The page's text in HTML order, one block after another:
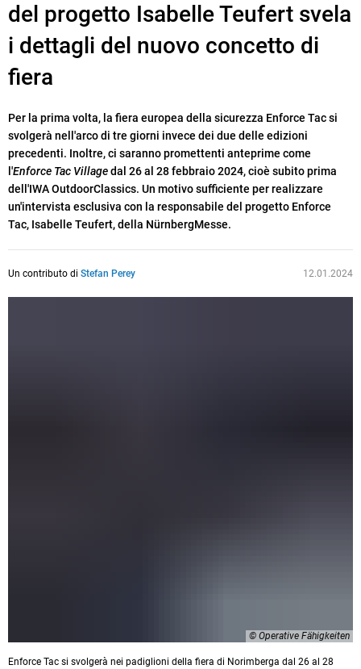
del progetto Isabelle Teufert svela
i dettagli del nuovo concetto di
fiera
Per la prima volta, la fiera europea della sicurezza Enforce Tac si
svolgerà nell'arco di tre giorni invece dei due delle edizioni
precedenti. Inoltre, ci saranno promettenti anteprime come
l'Enforce Tac Villagedal 26 al 28 febbraio 2024, cioè subito prima
dell'IWA OutdoorClassics. Un motivo sufficiente per realizzare
un'intervista esclusiva con la responsabile del progetto Enforce
Tac, Isabelle Teufert, della NürnbergMesse.
Un contributo di Stefan Perey 12.01.2024
© Operative Fähigkeiten
Enforce Tac si svolgerà nei padiglioni della fiera di Norimberga dal 26 al 28